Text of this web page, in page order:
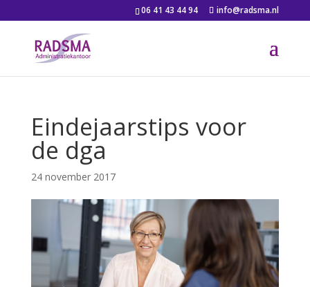
06 41 43 44 94 info@radsma.nl
Eindejaarstips voor
de dga
24 november 2017